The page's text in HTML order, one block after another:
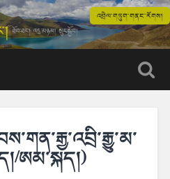
འབྲེལ་གཏུག་གནང་རོགས།
ཨམ་སྐད།)